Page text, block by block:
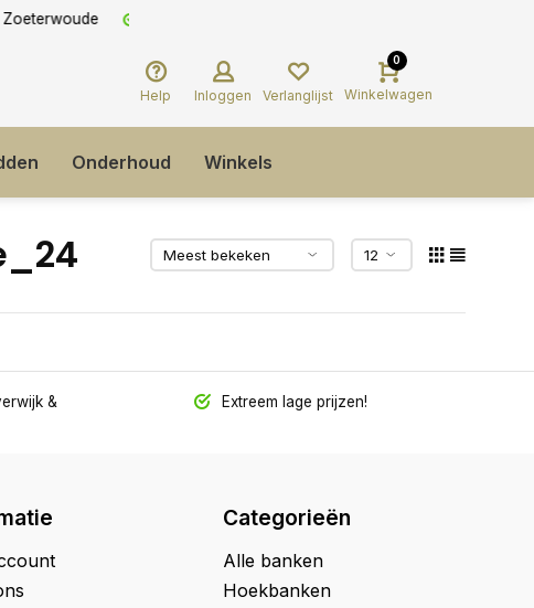
Help Inloggen Verlanglijst
0
Winkelwagen
Onderhoud Winkels
&
Extreem lage prijzen!
Categorieën
Alle banken
Hoekbanken